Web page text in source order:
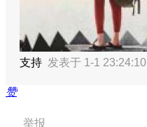
支持 发表于 1-1 23:24:10
赞
举报